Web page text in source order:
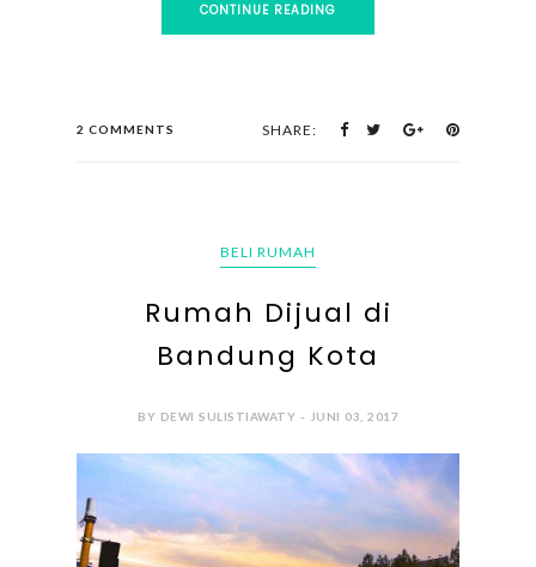
CONTINUE READING
2 COMMENTS SHARE:
BELI RUMAH
Rumah Dijual di
Bandung Kota
BY DEWI SULISTIAWATY - JUNI 03, 2017